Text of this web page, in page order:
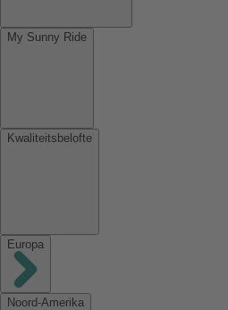
My Sunny Ride
Kwaliteitsbelofte
Europa
Noord-Amerika